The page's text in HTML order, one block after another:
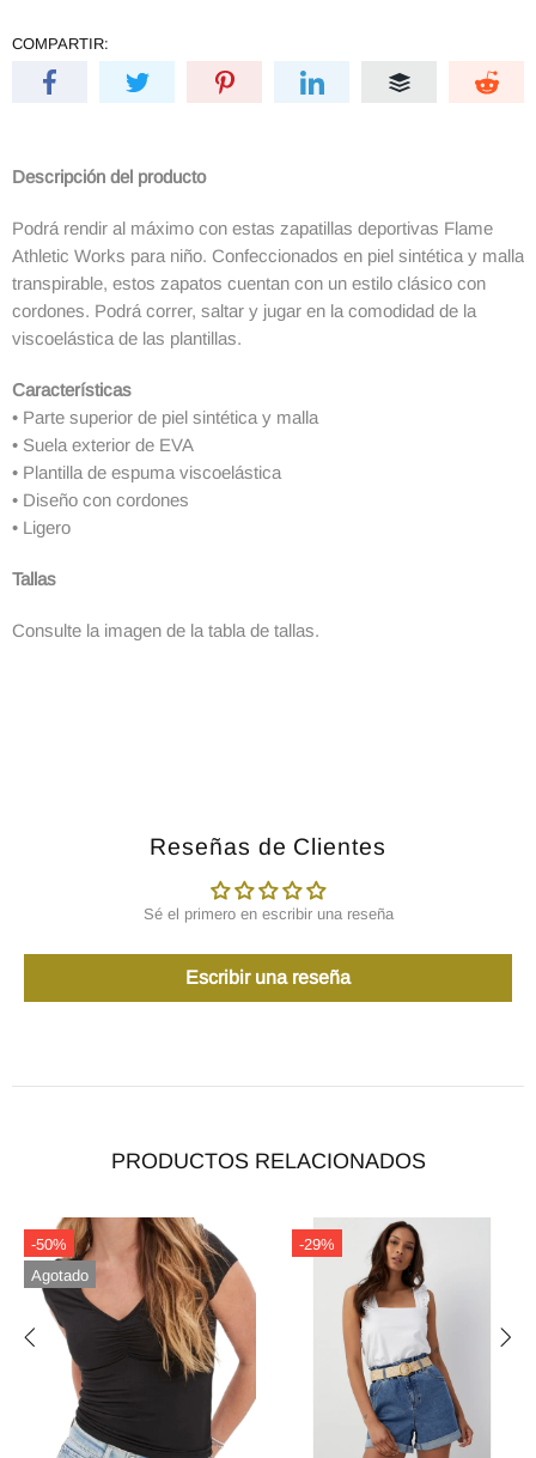
COMPARTIR:
Descripción del producto
Podrá rendir al máximo con estas zapatillas deportivas Flame
Athletic Works para niño. Confeccionados en piel sintética y malla
transpirable, estos zapatos cuentan con un estilo clásico con
cordones. Podrá correr, saltar y jugar en la comodidad de la
viscoelástica de las plantillas.
Características
• Parte superior de piel sintética y malla
• Suela exterior de EVA
• Plantilla de espuma viscoelástica
• Diseño con cordones
• Ligero
Tallas
Consulte la imagen de la tabla de tallas.
Reseñas de Clientes
Sé el primero en escribir una reseña
Escribir una reseña
PRODUCTOS RELACIONADOS
-34% -25%